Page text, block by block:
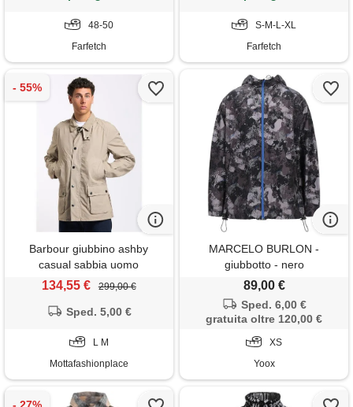
48-50
Farfetch
S-M-L-XL
Farfetch
Barbour giubbino ashby
casual sabbia uomo
134,55 € 299,00 €
Sped. 5,00 €
L M
Mottafashionplace
MARCELO BURLON -
giubbotto - nero
89,00 €
Sped. 6,00 €
gratuita oltre 120,00 €
XS
Yoox